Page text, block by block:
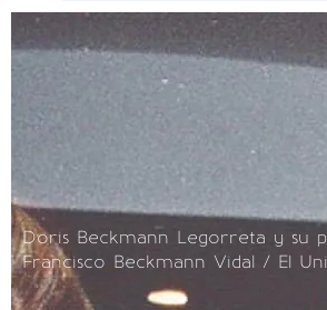
Doris Beckmann Legorreta y su
Francisco Beckmann Vidal / El